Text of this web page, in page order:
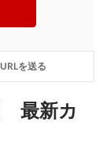
URLを送る
最新カ